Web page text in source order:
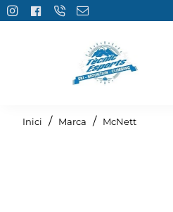
Inici homeMarca McNett